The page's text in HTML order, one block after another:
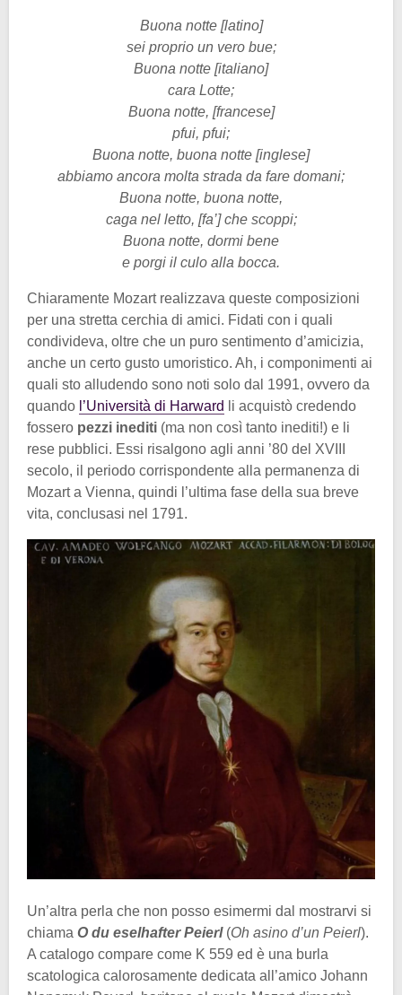
Buona notte [latino]
sei proprio un vero bue;
Buona notte [italiano]
cara Lotte;
Buona notte, [francese]
pfui, pfui;
Buona notte, buona notte [inglese]
abbiamo ancora molta strada da fare domani;
Buona notte, buona notte,
caga nel letto, [fa’] che scoppi;
Buona notte, dormi bene
e porgi il culo alla bocca.
Chiaramente Mozart realizzava queste composizioni
per una stretta cerchia di amici. Fidati con i quali
condivideva, oltre che un puro sentimento d’amicizia,
anche un certo gusto umoristico. Ah, i componimenti ai
quali sto alludendo sono noti solo dal 1991, ovvero da
quando l’Università di Harward
li acquistò credendo
fossero pezzi inediti (ma non così tanto inediti!) e li
rese pubblici. Essi risalgono agli anni ’80 del XVIII
secolo, il periodo corrispondente alla permanenza di
Mozart a Vienna, quindi l’ultima fase della sua breve
vita, conclusasi nel 1791.
Un’altra perla che non posso esimermi dal mostrarvi si
chiama O du eselhafter Peierl(Oh asino d’un Peierl).
A catalogo compare come K 559 ed è una burla
scatologica calorosamente dedicata all’amico Johann